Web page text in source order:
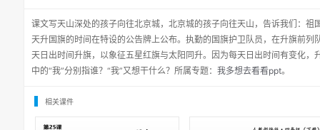
课文写天山深处的孩子向往北京城，北京城的孩子向往天山，告诉我们：
天升国旗的时间在特设的公告牌上公布。执勤的国旗护卫队员，在升旗前
天日出时间升旗，以象征五星红旗与太阳同升。因为每天日出时间有变化
中的“我”分别指谁？“我”又想干什么？所属专题： 我多想去看看ppt。
相关课件